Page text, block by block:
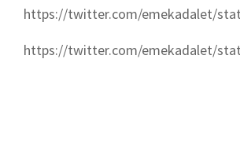
https://twitter.com/emekadalet/
https://twitter.com/emekadalet/